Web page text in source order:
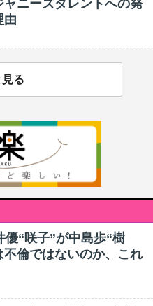
ャニーズタレントへの発
由
見る
優“咲子”が中島歩“樹
倫ではないのか、これ